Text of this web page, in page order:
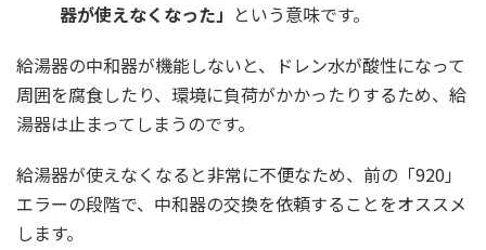
器が使えなくなった」 という意味です。
給湯器の中和器が機能しないと、ドレン水が酸性になって
周囲を腐食したり、環境に負荷がかかったりするため、給
湯器は止まってしまうのです。
給湯器が使えなくなると非常に不便なため、前の「920」
エラーの段階で、中和器の交換を依頼することをオススメ
します。